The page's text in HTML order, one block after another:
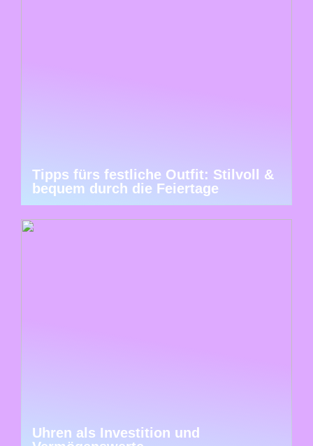
Tipps fürs festliche Outfit: Stilvoll &
bequem durch die Feiertage
Uhren als Investition und